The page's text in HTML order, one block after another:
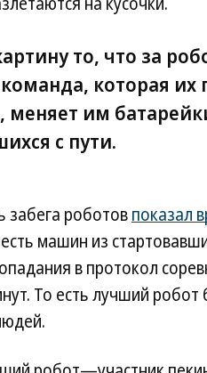
то, что за
которая их
меняет им
с пути.
забега роботовпоказал
машин из
в протокол
То есть лучший